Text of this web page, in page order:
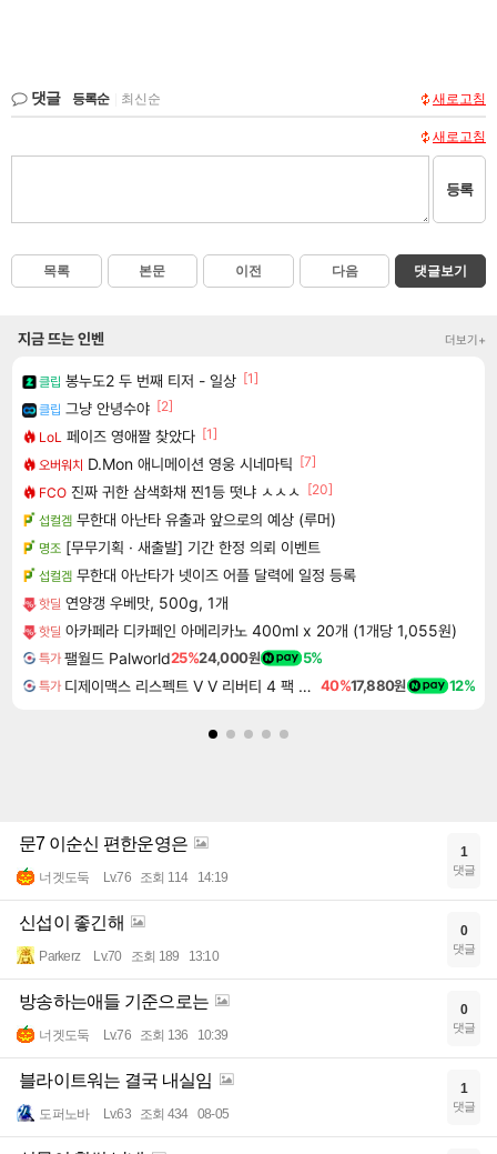
댓글 등록순 최신순 새로고침
새로고침
등록
목록 본문 이전 다음 댓글보기
지금 뜨는 인벤 더보기+
클립 봉누도2 두 번째 티저 - 일상 [1]
클립 그냥 안녕수야 [2]
LoL 페이즈 영애짤 찾았다 [1]
오버워치 D.Mon 애니메이션 영웅 시네마틱 [7]
FCO 진짜 귀한 삼색화채 찐1등 떳냐 ㅅㅅㅅ [20]
섭컬겜 무한대 아난타 유출과 앞으로의 예상 (루머)
명조 [무무기획 · 새출발] 기간 한정 의뢰 이벤트
섭컬겜 무한대 아난타가 넷이즈 어플 달력에 일정 등록
핫딜 연양갱 우베맛, 500g, 1개
핫딜 아카페라 디카페인 아메리카노 400ml x 20개 (1개당 1,055원)
특가 팰월드 Palworld25%24,000원 5%
특가 디제이맥스 리스펙트 V V 리버티 4 팩 DJMAX RESPECT V V Liberty 4 Pack DLC 40%17,880원 12%
문7 이순신 편한운영은
너겟도둑 Lv.76 조회 114 14:19
1
댓글
신섭이 좋긴해
Parkerz Lv.70 조회 189 13:10
0
댓글
방송하는애들 기준으로는
너겟도둑 Lv.76 조회 136 10:39
0
댓글
블라이트워는 결국 내실임
도퍼노바 Lv.63 조회 434 08-05
1
댓글